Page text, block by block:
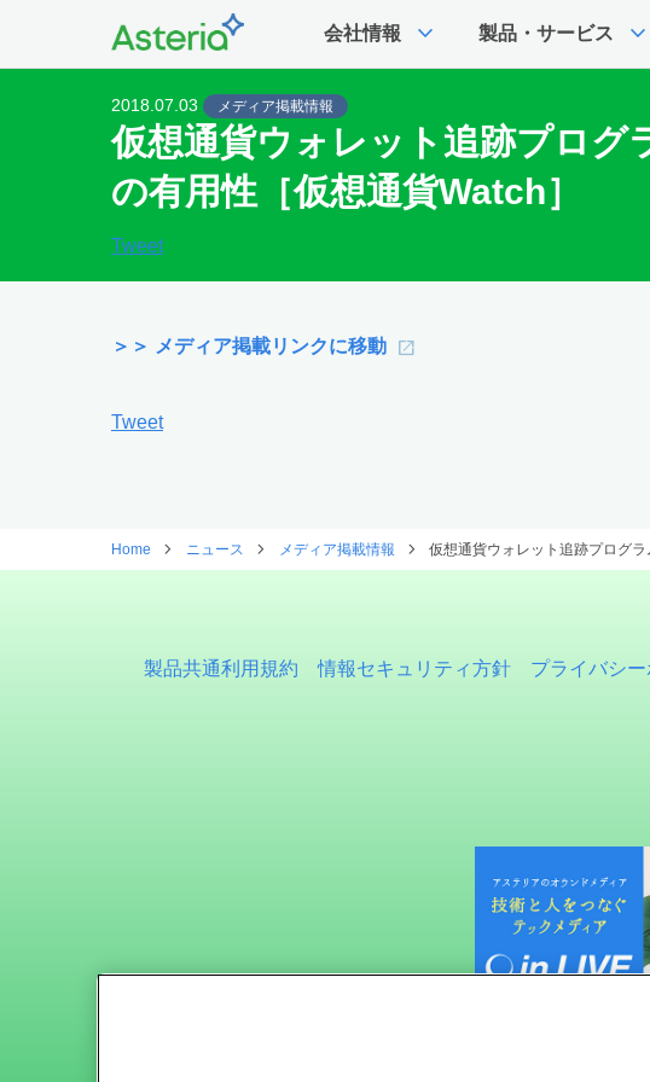
会社情報 expand_more 製品・サービス expand_more
2018.07.03 メディア掲載情報
仮想通貨ウォレット追跡プログ
の有用性［仮想通貨Watch］
Tweet
＞＞ メディア掲載リンクに移動
Tweet
Home ニュース メディア掲載情報 仮想通貨ウォレット追跡プログ
製品共通利用規約 情報セキュリティ方針 プライバシ